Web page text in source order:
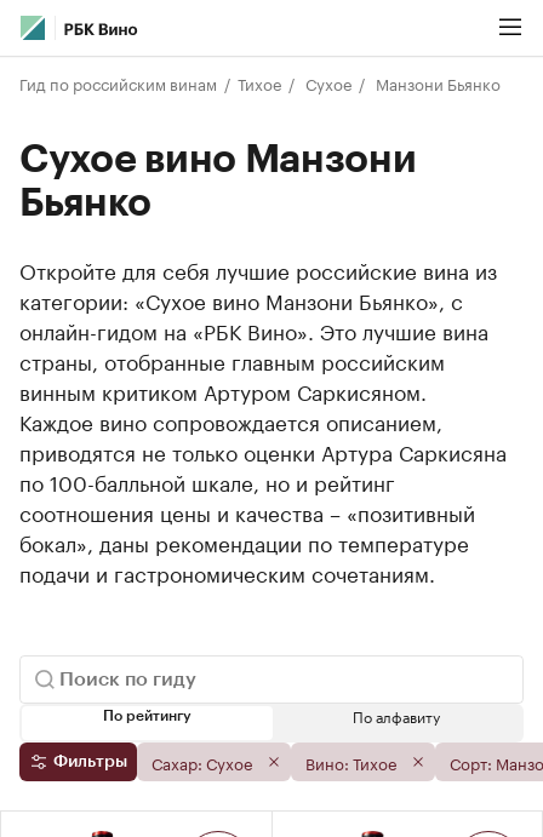
Гид по российским винам Тихое Сухое Манзони Бьянко
Сухое вино Манзони
Бьянко
Откройте для себя лучшие российские вина из
категории: «Сухое вино Манзони Бьянко», с
онлайн-гидом на «РБК Вино». Это лучшие вина
страны, отобранные главным российским
винным критиком Артуром Саркисяном.
Каждое вино сопровождается описанием,
приводятся не только оценки Артура Саркисяна
по 100-балльной шкале, но и рейтинг
соотношения цены и качества – «позитивный
бокал», даны рекомендации по температуре
подачи и гастрономическим сочетаниям.
Фильтры Сахар: Сухое Вино: Тихое Сорт:
По рейтингу По алфавиту